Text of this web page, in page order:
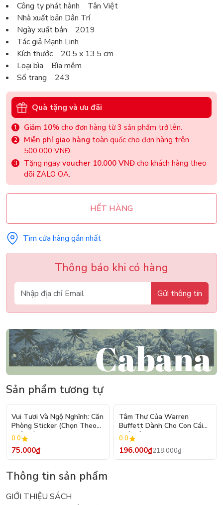
Công ty phát hành Tân Việt
Nhà xuất bản Dân Trí
Ngày xuất bản 2019
Tác giả Mạnh Linh
Kích thước 20.5 x 13.5 cm
Loại bìa Bìa mềm
Số trang 243
Quà tặng và ưu đãi
Giảm 10% cho đơn hàng từ 3 sản phẩm trở lên.
Miễn phí giao hàng toàn quốc cho đơn hàng trên
500.000 VNĐ.
Tặng ngay voucher 10.000 VNĐ cho khách hàng theo
dõi ZALO OA.
HẾT HÀNG
Tìm cửa hàng gần nhất
Thông báo khi có hàng
Gửi thông tin
Sản phẩm tương tự
Vui Tươi Và Ngộ Nghĩnh: Căn
Phòng Sticker (Chọn Theo
Chủ Đề) - Hơn 250 Sticker
0.0
75.000₫
Tâm Thư Của Warren
Buffett Dành Cho Con Cái
(Tái Bản 2026)
0.0
196.000₫218.000₫
Thông tin sản phẩm
GIỚI THIỆU SÁCH